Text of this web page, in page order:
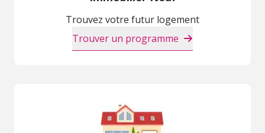
Trouvez votre futur logement
Trouver un programme